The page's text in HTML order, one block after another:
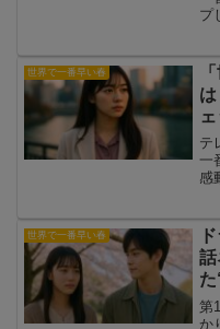
プ
帆
始
じ
線
す
世界で一番早い春
テ
一
感
係
介
さ
る
マ
世界で一番早い春
話
第
か